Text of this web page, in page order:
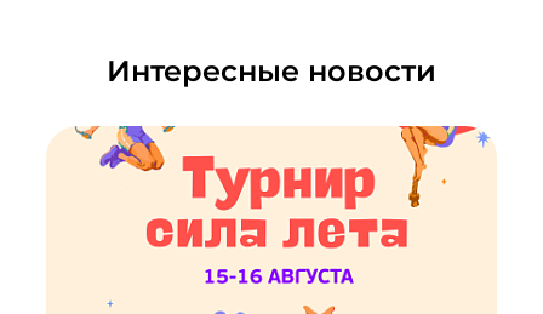
Интересные новости